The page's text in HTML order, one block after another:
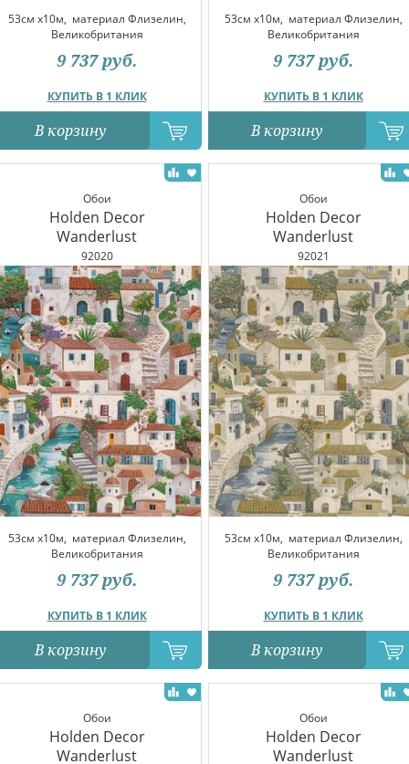
53см x10м, материал Флизелин,
Великобритания
КУПИТЬ В 1 КЛИК
9 737 руб.
В корзину
53см x10м, материал Флизелин,
Великобритания
КУПИТЬ В 1 КЛИК
9 737 руб.
В корзину
Обои
Holden Decor
Wanderlust
92020
53см x10м, материал Флизелин,
Великобритания
КУПИТЬ В 1 КЛИК
9 737 руб.
В корзину
Обои
Holden Decor
Wanderlust
92021
53см x10м, материал Флизелин,
Великобритания
КУПИТЬ В 1 КЛИК
9 737 руб.
В корзину
Обои
Holden Decor
Wanderlust
Обои
Holden Decor
Wanderlust